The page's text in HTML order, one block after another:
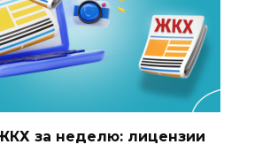
за неделю: лицензии